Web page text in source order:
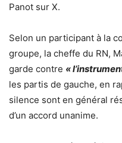
Panot sur X.
Selon un participant à la
groupe, la cheffe du RN,
garde contre «
les partis de gauche, en
silence sont en général
d’un accord unanime.